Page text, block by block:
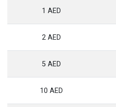
1 AED
2 AED
5 AED
10 AED